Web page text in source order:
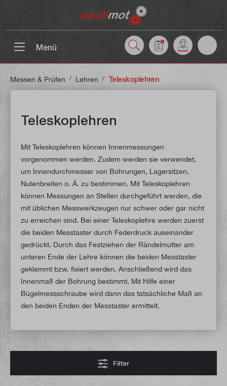
Menü
Messen & Prüfen / Lehren / Teleskoplehren
Teleskoplehren
Mit Teleskoplehren können Innenmessungen
vorgenommen werden. Zudem werden sie verwendet,
um Innendurchmesser von Bohrungen, Lagersitzen,
Nutenbreiten o. Ä. zu bestimmen. Mit Teleskoplehren
können Messungen an Stellen durchgeführt werden, die
mit üblichen Messwerkzeugen nur schwer oder gar nicht
zu erreichen sind. Bei einer Teleskoplehre werden zuerst
die beiden Messtaster durch Federdruck auseinander
gedrückt. Durch das Festziehen der Rändelmutter am
unteren Ende der Lehre können die beiden Messtaster
geklemmt bzw. fixiert werden. Anschließend wird das
Innenmaß der Bohrung bestimmt. Mit Hilfe einer
Bügelmessschraube wird dann das tatsächliche Maß an
den beiden Enden der Messtaster ermittelt.
Filter